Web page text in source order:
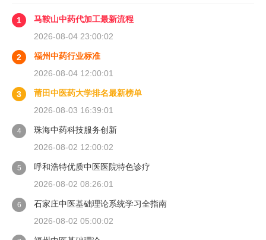
1
马鞍山中药代加工最新流程
2026-08-04 23:00:02
2
福州中药行业标准
2026-08-04 12:00:01
3
莆田中医药大学排名最新榜单
2026-08-03 16:39:01
4
珠海中药科技服务创新
2026-08-02 12:00:02
5
呼和浩特优质中医医院特色诊疗
2026-08-02 08:26:01
6
石家庄中医基础理论系统学习全指南
2026-08-02 05:00:02